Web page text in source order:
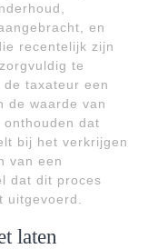
en
recentelijk zijn
te
taxateur een
de waarde van
dat
bij het verkrijgen
van een
dat dit proces
laten